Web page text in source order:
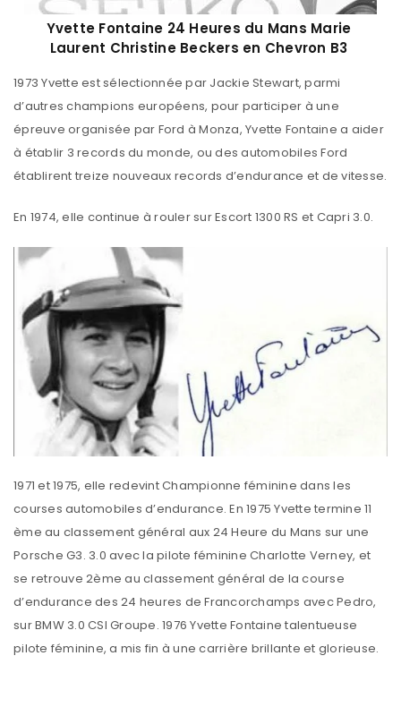
Yvette Fontaine 24 Heures du Mans Marie
Laurent Christine Beckers en Chevron B3
1973 Yvette est sélectionnée par Jackie Stewart, parmi
d’autres champions européens, pour participer à une
épreuve organisée par Ford à Monza, Yvette Fontaine a aider
à établir 3 records du monde, ou des automobiles Ford
établirent treize nouveaux records d’endurance et de vitesse.
En 1974, elle continue à rouler sur Escort 1300 RS et Capri 3.0.
1971 et 1975, elle redevint Championne féminine dans les
courses automobiles d’endurance. En 1975 Yvette termine 11
ème au classement général aux 24 Heure du Mans sur une
Porsche G3. 3.0 avec la pilote féminine Charlotte Verney, et
se retrouve 2ème au classement général de la course
d’endurance des 24 heures de Francorchamps avec Pedro,
sur BMW 3.0 CSI Groupe. 1976 Yvette Fontaine talentueuse
pilote féminine, a mis fin à une carrière brillante et glorieuse.